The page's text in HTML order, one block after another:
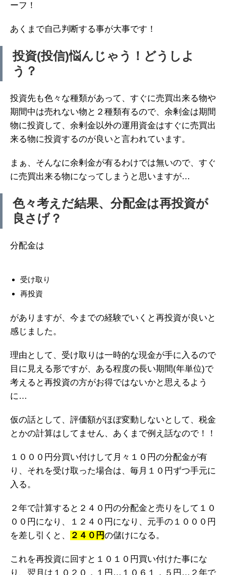
ーフ！
あくまで自己判断する事が大事です！
投資(投信)悩んじゃう！どうしよ
う？
投資先も色々な種類があって、すぐに売買出来る物や
期間中は売れない物と２種類有るので、余剰金は期間
物に投資して、余剰金以外の運用資金はすぐに売買出
来る物に投資するのが良いと言われています。
まぁ、そんなに余剰金が有るわけでは無いので、すぐ
に売買出来る物になってしまうと思いますが…
色々考えだ結果、分配金は再投資が
良さげ？
分配金は
受け取り
再投資
がありますが、今までの経験でいくと再投資が良いと
感じました。
理由として、受け取りは一時的な現金が手に入るので
目に見える形ですが、ある程度の長い期間(年単位)で
考えると再投資の方がお得ではないかと思えるよう
に…
仮の話として、評価額がほぼ変動しないとして、税金
とかの計算はしてません、あくまで例え話なので！！
１０００円分買い付けして月々１０円の分配金が有
り、それを受け取った場合は、毎月１０円ずつ手元に
入る。
２年で計算すると２４０円の分配金と売りをして１０
００円になり、１２４０円になり、元手の１０００円
を差し引くと、
２４０円の儲けになる。
これを再投資に回すと１０１０円買い付けた事にな
り、翌月は１０２０．１円…１０６１．５円…２年で